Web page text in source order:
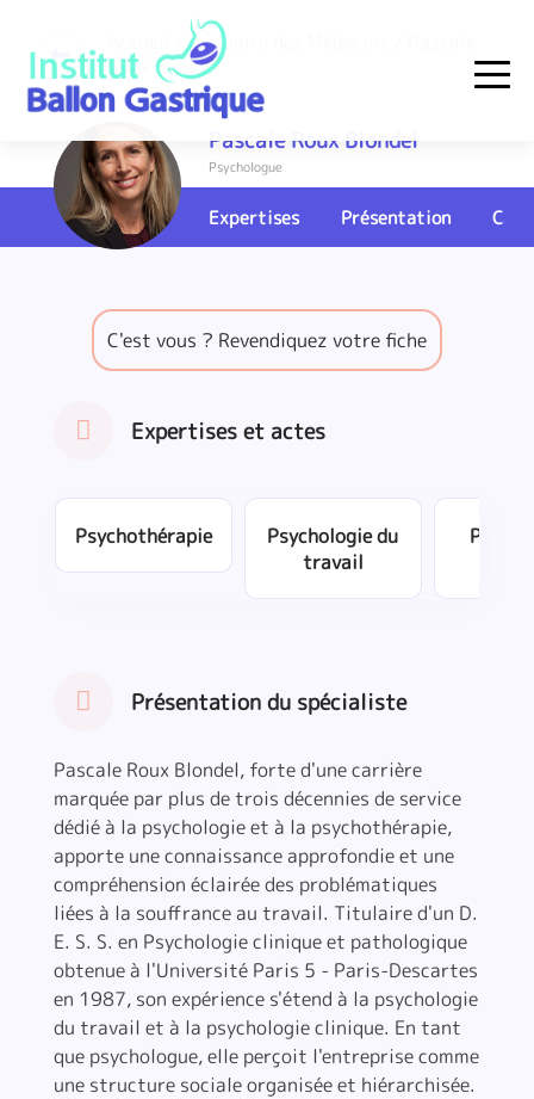
content
Institut Ballon Gastrique
/Annuaire des Médecins
Roux Blondel
Expertises Présentation
Pascale Roux Blondel
Psychologue
C'est vous ? Revendiquez votre fiche
Expertises et actes
Psychothérapie
Psychologie du
travail
Présentation du spécialiste
Pascale Roux Blondel, forte d'une carrière
marquée par plus de trois décennies de service
dédié à la psychologie et à la psychothérapie,
apporte une connaissance approfondie et une
compréhension éclairée des problématiques
liées à la souffrance au travail. Titulaire d'un D.
E. S. S. en Psychologie clinique et pathologique
obtenue à l'Université Paris 5 - Paris-Descartes
en 1987, son expérience s'étend à la psychologie
du travail et à la psychologie clinique. En tant
que psychologue, elle perçoit l'entreprise comme
une structure sociale organisée et hiérarchisée.